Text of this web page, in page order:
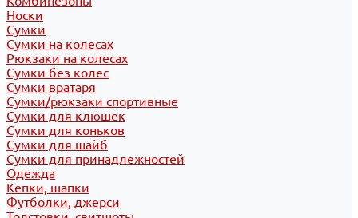
Носки
Сумки
Сумки на колесах
Рюкзаки на колесах
Сумки без колес
Сумки вратаря
Сумки/рюкзаки спортивные
Сумки для клюшек
Сумки для коньков
Сумки для шайб
Сумки для принадлежностей
Одежда
Кепки, шапки
Футболки, джерси